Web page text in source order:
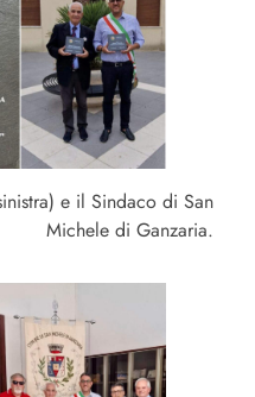
e il Sindaco di San
Michele di Ganzaria.